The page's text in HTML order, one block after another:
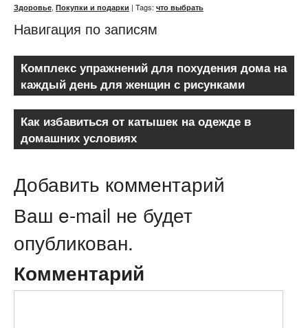
Здоровье, Покупки и подарки | Tags: что выбрать
Навигация по записям
Комплекс упражнений для похудения дома на
каждый день для женщин с рисунками
Как избавиться от катышек на одежде в
домашних условиях
Добавить комментарий
Ваш e-mail не будет
опубликован.
Комментарий